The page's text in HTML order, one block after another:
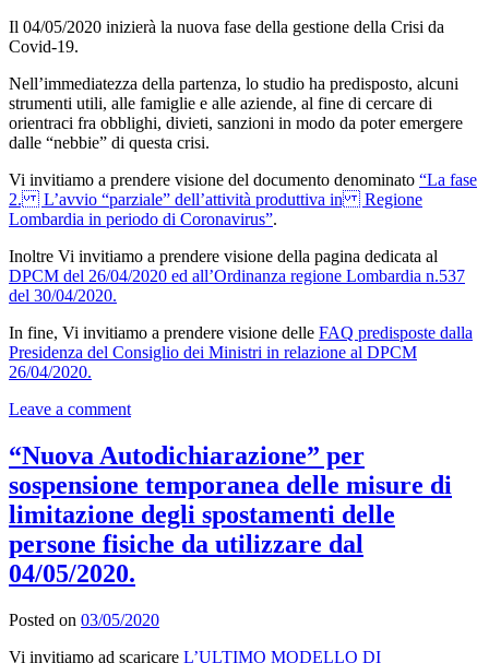
Il 04/05/2020 inizierà la nuova fase della gestione della Crisi da
Covid-19.
Nell’immediatezza della partenza, lo studio ha predisposto, alcuni
strumenti utili, alle famiglie e alle aziende, al fine di cercare di
orientraci fra obblighi, divieti, sanzioni in modo da poter emergere
dalle “nebbie” di questa crisi.
Vi invitiamo a prendere visione del documento denominato “La fase
2. L’avvio “parziale” dell’attività produttiva in Regione
Lombardia in periodo di Coronavirus”.
Inoltre Vi invitiamo a prendere visione della pagina dedicata al
DPCM del 26/04/2020 ed all’Ordinanza regione Lombardia n.537
del 30/04/2020.
In fine, Vi invitiamo a prendere visione delle FAQ predisposte dalla
Presidenza del Consiglio dei Ministri in relazione al DPCM
26/04/2020.
Leave a comment
“Nuova Autodichiarazione” per
sospensione temporanea delle misure di
limitazione degli spostamenti delle
persone fisiche da utilizzare dal
04/05/2020.
Posted on 03/05/2020
Vi invitiamo ad scaricare L’ULTIMO MODELLO DI